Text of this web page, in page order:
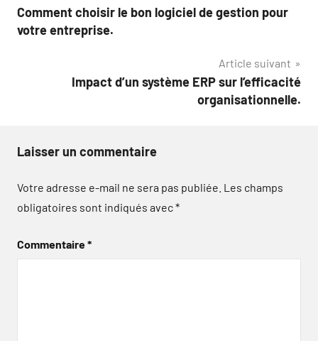
de
Comment choisir le bon logiciel de gestion pour
votre entreprise.
Article suivant
Impact d’un système ERP sur l’efficacité
organisationnelle.
Laisser un commentaire
Votre adresse e-mail ne sera pas publiée. Les champs
obligatoires sont indiqués avec*
Commentaire*